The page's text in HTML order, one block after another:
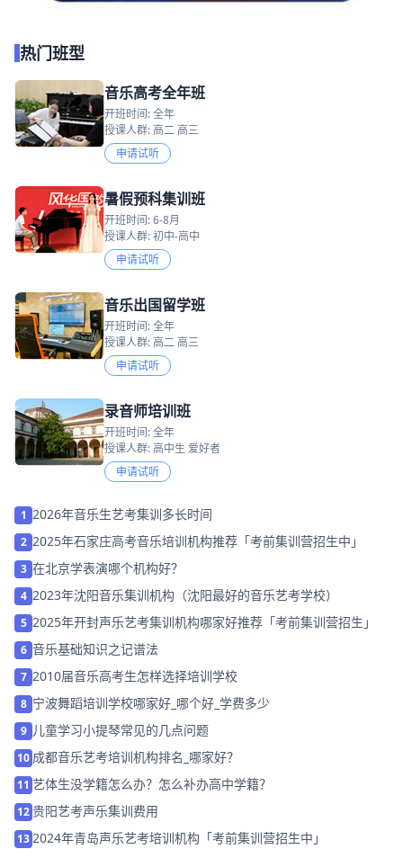
热门班型
音乐高考全年班
开班时间: 全年
授课人群: 高二 高三
申请试听
暑假预科集训班
开班时间: 6-8月
授课人群: 初中-高中
申请试听
音乐出国留学班
开班时间: 全年
授课人群: 高二 高三
申请试听
录音师培训班
开班时间: 全年
授课人群: 高中生 爱好者
申请试听
1 2026年音乐生艺考集训多长时间
2 2025年石家庄高考音乐培训机构推荐「考前集训营招生中」
3 在北京学表演哪个机构好？
4 2023年沈阳音乐集训机构（沈阳最好的音乐艺考学校）
5 2025年开封声乐艺考集训机构哪家好推荐「考前集训营招生」
6 音乐基础知识之记谱法
7 2010届音乐高考生怎样选择培训学校
8 宁波舞蹈培训学校哪家好_哪个好_学费多少
9 儿童学习小提琴常见的几点问题
10 成都音乐艺考培训机构排名_哪家好？
11 艺体生没学籍怎么办？怎么补办高中学籍？
12贵阳艺考声乐集训费用
13 2024年青岛声乐艺考培训机构「考前集训营招生中」